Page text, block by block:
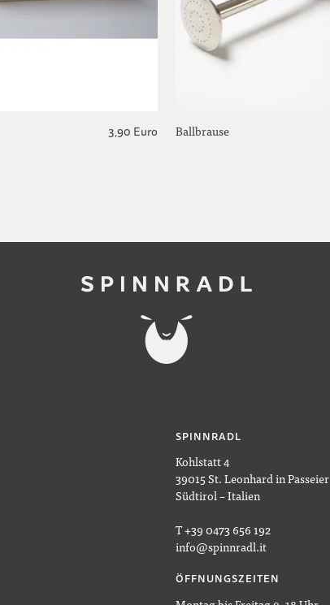
3,90 Euro Ballbrause
SPINNRADL
Kohlstatt 4
39015 St. Leonhard in Passeier
Südtirol – Italien
T +39 0473 656 192
info@spinnradl.it
ÖFFNUNGSZEITEN